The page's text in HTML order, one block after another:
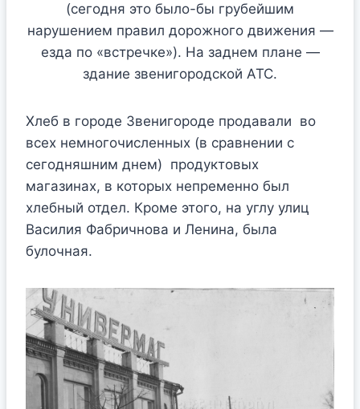
(сегодня это было-бы грубейшим
нарушением правил дорожного движения —
езда по «встречке»). На заднем плане —
здание звенигородской АТС.
Хлеб в городе Звенигороде продавали во
всех немногочисленных (в сравнении с
сегодняшним днем) продуктовых
магазинах, в которых непременно был
хлебный отдел. Кроме этого, на углу улиц
Василия Фабричнова и Ленина, была
булочная.